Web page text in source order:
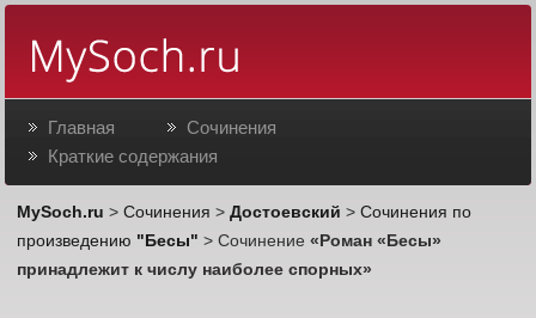
Главная
Сочинения
Краткие содержания
MySoch.ru >Сочинения >Достоевский >Сочинения по
произведению "Бесы" > Сочинение«Роман «Бесы»
принадлежит к числу наиболее спорных»